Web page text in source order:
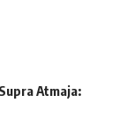
Atmaja: